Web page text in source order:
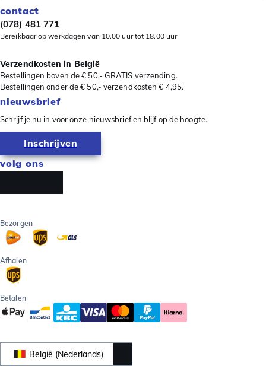
contact
(078) 481 771
Bereikbaar op werkdagen van 10.00 uur tot 18.00 uur
Verzendkosten in België
Bestellingen boven de € 50,- GRATIS verzending.
Bestellingen onder de € 50,- verzendkosten € 4,95.
nieuwsbrief
Schrijf je nu in voor onze nieuwsbrief en blijf op de hoogte.
Inschrijven
volg ons
Bezorgen
Afhalen
Betalen
België (Nederlands)